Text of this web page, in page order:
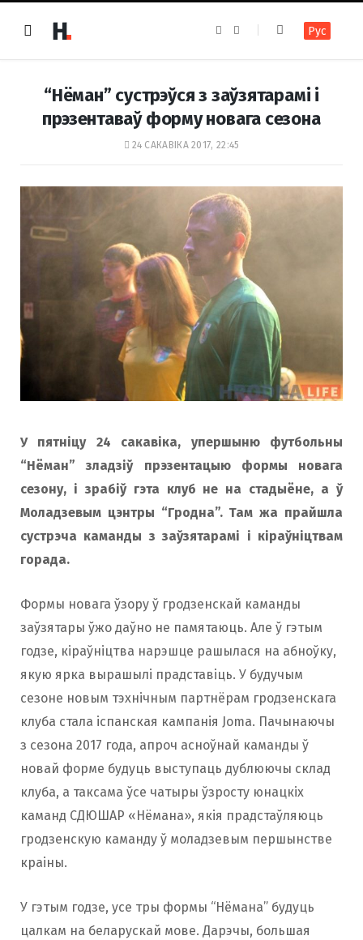
e
o
k
t
r
a
m
Рус
“Нёман” сустрэўся з заўзятарамі і
прэзентаваў форму новага сезона
24 САКАВІКА 2017, 22:45
У пятнiцу 24 сакавiка, упершыню футбольны
“Нёман” зладзіў прэзентацыю формы новага
сезону, і зрабіў гэта клуб не на стадыёне, а ў
Моладзевым цэнтры “Гродна”. Там жа прайшла
сустрэча каманды з заўзятарамі і кіраўніцтвам
горада.
Формы новага ўзору ў гродзенскай каманды
заўзятары ўжо даўно не памятаюць. Але ў гэтым
годзе, кіраўніцтва нарэшце рашылася на абноўку,
якую ярка вырашылі прадставіць. У будучым
сезоне новым тэхнічным партнёрам гродзенскага
клуба стала іспанская кампанія Joma. Пачынаючы
з сезона 2017 года, апроч асноўнай каманды ў
новай форме будуць выступаць дублюючы склад
клуба, а таксама ўсе чатыры ўзросту юнацкіх
каманд СДЮШАР «Нёмана», якія прадстаўляюць
гродзенскую каманду ў моладзевым першынстве
краіны.
У гэтым годзе, усе тры формы “Нёмана” будуць
цалкам на беларускай мове. Дарэчы, большая